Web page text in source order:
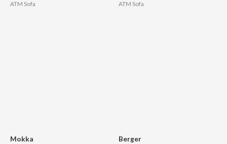
ATM Sofa ATM Sofa
Mokka Berger